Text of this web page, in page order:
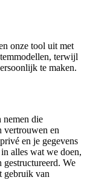
onze tool uit met
terwijl
te maken.
nemen die
vertrouwen en
en je gegevens
alles wat we doen,
We
gebruik van